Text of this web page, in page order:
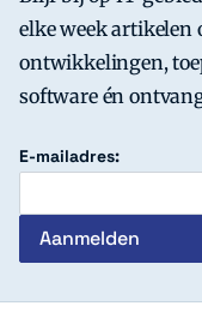
elke week artikelen
ontwikkelingen,
software én
E-mailadres: